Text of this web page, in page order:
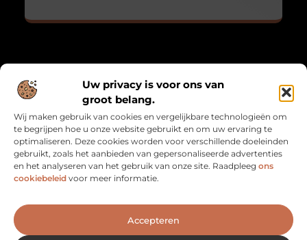
Uw privacy is voor ons van
groot belang.
Wij maken gebruik van cookies en vergelijkbare technologieën om
te begrijpen hoe u onze website gebruikt en om uw ervaring te
optimaliseren. Deze cookies worden voor verschillende doeleinden
gebruikt, zoals het aanbieden van gepersonaliseerde advertenties
en het analyseren van het gebruik van onze site. Raadpleeg ons
cookiebeleid voor meer informatie.
Accepteren
“Waar logica en leven samenkomen.”
Mathmatch.nl combineert inzichten uit de wiskunde met
alledaagse reflecties. Een unieke verzameling blogs voor
denkers, dromers en doeners.
Bericht categorie